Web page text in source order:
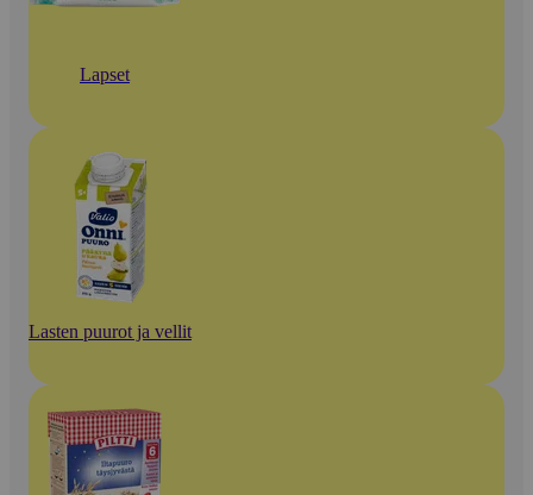
Lapset
Lasten puurot ja vellit